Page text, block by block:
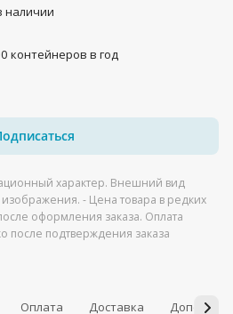
наличии
контейнеров в год
характер. Внешний вид
изображения. - Цена товара в редких
оформления заказа. Оплата
после подтверждения заказа
Оплата Доставка